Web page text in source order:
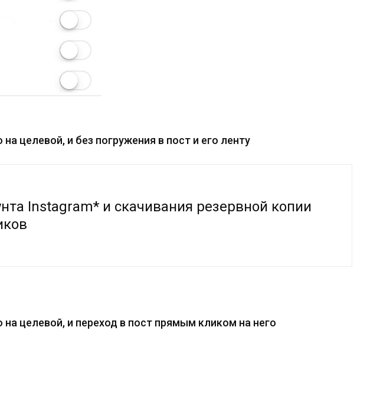
целевой, и без погружения в пост и его ленту
Instagram* и скачивания резервной копии
целевой, и переход в пост прямым кликом на него